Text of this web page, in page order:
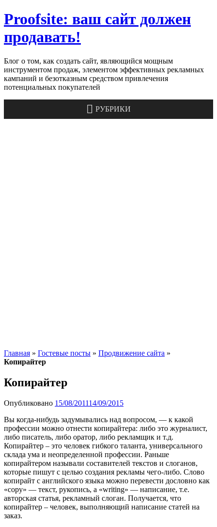
Skip
to
Proofsite: ваш cайт должен
продавать!
Блог о том, как создать сайт, являющийся мощным
инструментом продаж, элементом эффективных рекламных
кампаний и безотказным средством привлечения
потенциальных покупателей
РУБРИКИ
Главная » Гостевые посты » Продвижение сайта »
Копирайтер
Копирайтер
Опубликовано 15/08/201114/09/2015
Вы когда-нибудь задумывались над вопросом, — к какой
профессии можно отнести копирайтера: либо это журналист,
либо писатель, либо оратор, либо рекламщик и т.д.
Копирайтер – это человек гибкого таланта, универсального
склада ума и неопределенной профессии. Раньше
копирайтером называли составителей текстов и слоганов,
которые пишут с целью создания рекламы чего-либо. Слово
копирайт с английского языка можно перевести дословно как
«copy» — текст, рукопись, а «writing» — написание, т.е.
авторская статья, рекламный слоган. Получается, что
копирайтер – человек, выполняющий написание статей на
заказ.